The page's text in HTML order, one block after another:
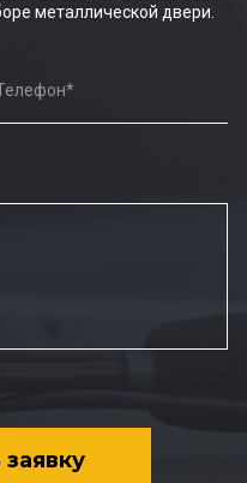
металлической двери.